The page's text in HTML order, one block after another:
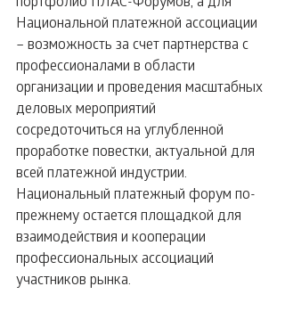
Национальной платежной ассоциации
– возможность за счет партнерства с
профессионалами в области
организации и проведения масштабных
деловых мероприятий
сосредоточиться на углубленной
проработке повестки, актуальной для
всей платежной индустрии.
Национальный платежный форум по-
прежнему остается площадкой для
взаимодействия и кооперации
профессиональных ассоциаций
участников рынка.